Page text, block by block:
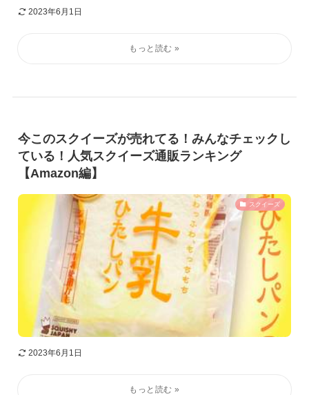
2023年6月1日
今このスクイーズが売れてる！みんなチェックし
ている！人気スクイーズ通販ランキング
【Amazon編】
スクイーズ
2023年6月1日